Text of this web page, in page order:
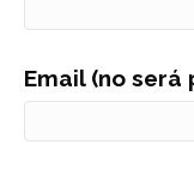
Email (no